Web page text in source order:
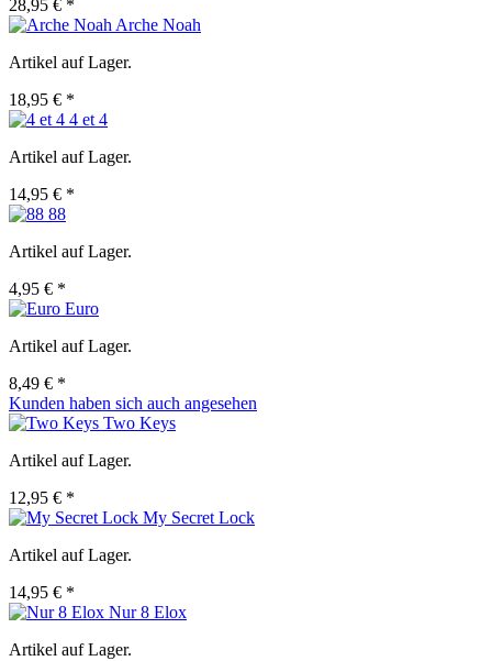
28,95 € *
Arche Noah
Artikel auf Lager.
18,95 € *
4 et 4
Artikel auf Lager.
14,95 € *
88
Artikel auf Lager.
4,95 € *
Euro
Artikel auf Lager.
8,49 € *
Kunden haben sich auch angesehen
Two Keys
Artikel auf Lager.
12,95 € *
My Secret Lock
Artikel auf Lager.
14,95 € *
Nur 8 Elox
Artikel auf Lager.